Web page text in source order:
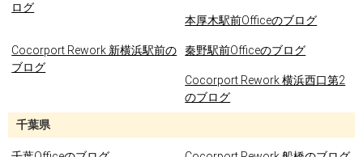
ログ
本厚木駅前Officeのブログ
Cocorport Rework 新横浜駅前の
ブログ
秦野駅前Officeのブログ
Cocorport Rework 横浜西口第2
のブログ
千葉県